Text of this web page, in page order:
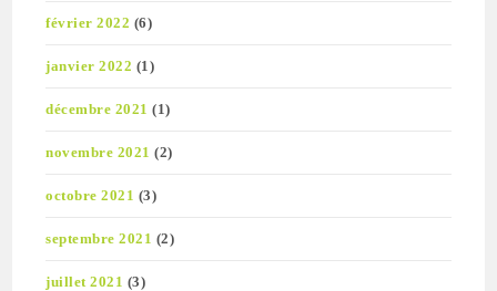
février 2022 (6)
janvier 2022 (1)
décembre 2021 (1)
novembre 2021 (2)
octobre 2021 (3)
septembre 2021 (2)
juillet 2021 (3)